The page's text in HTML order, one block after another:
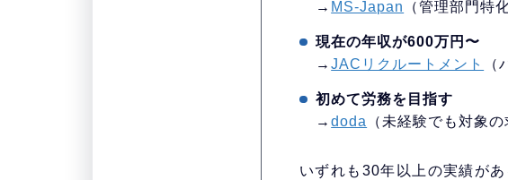
→ MS-Japan （管理部門特
現在の年収が600万円〜
→JACリクルートメント
初めて労務を目指す
→doda （未経験でも対象の
いずれも30年以上の実績が